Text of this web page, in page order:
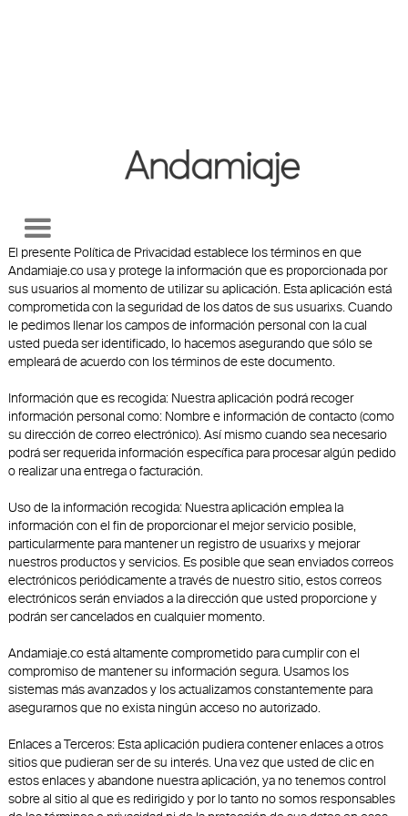
Política de Privacidad de Andamiaje.co y
El presente Política de Privacidad establece los términos en que
Andamiaje.co usa y protege la información que es proporcionada por
sus usuarios al momento de utilizar su aplicación. Esta aplicación está
comprometida con la seguridad de los datos de sus usuarixs. Cuando
le pedimos llenar los campos de información personal con la cual
usted pueda ser identificado, lo hacemos asegurando que sólo se
empleará de acuerdo con los términos de este documento.
Información que es recogida: Nuestra aplicación podrá recoger
información personal como: Nombre e información de contacto (como
su dirección de correo electrónico). Así mismo cuando sea necesario
podrá ser requerida información específica para procesar algún pedido
o realizar una entrega o facturación.
Uso de la información recogida: Nuestra aplicación emplea la
información con el fin de proporcionar el mejor servicio posible,
particularmente para mantener un registro de usuarixs y mejorar
nuestros productos y servicios. Es posible que sean enviados correos
electrónicos periódicamente a través de nuestro sitio, estos correos
electrónicos serán enviados a la dirección que usted proporcione y
podrán ser cancelados en cualquier momento.
Andamiaje.co está altamente comprometido para cumplir con el
compromiso de mantener su información segura. Usamos los
sistemas más avanzados y los actualizamos constantemente para
asegurarnos que no exista ningún acceso no autorizado.
Enlaces a Terceros: Esta aplicación pudiera contener enlaces a otros
sitios que pudieran ser de su interés. Una vez que usted de clic en
estos enlaces y abandone nuestra aplicación, ya no tenemos control
sobre al sitio al que es redirigido y por lo tanto no somos responsables